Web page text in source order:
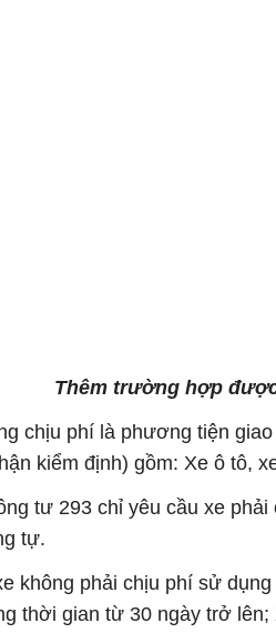
Thêm trường hợp
chịu phí là phương tiện
kiểm định) gồm: Xe ô tô,
tư 293 chỉ yêu cầu xe
tự.
không phải chịu phí sử
thời gian từ 30 ngày trở